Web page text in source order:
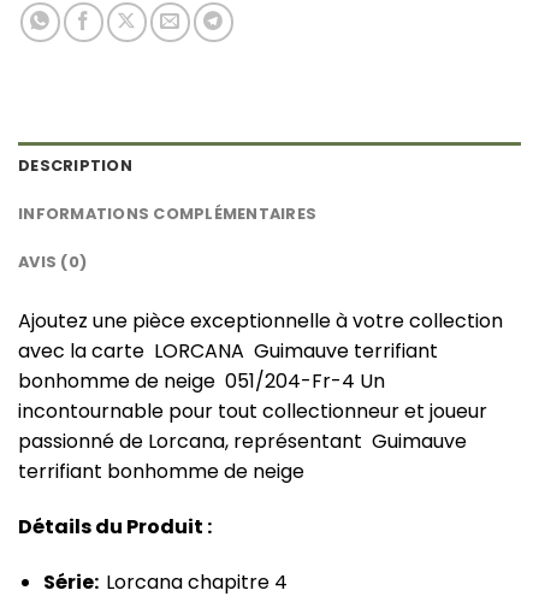
DESCRIPTION
INFORMATIONS COMPLÉMENTAIRES
AVIS (0)
Ajoutez une pièce exceptionnelle à votre collection
avec la carte LORCANA Guimauve terrifiant
bonhomme de neige 051/204-Fr-4 Un
incontournable pour tout collectionneur et joueur
passionné de Lorcana, représentant Guimauve
terrifiant bonhomme de neige
Détails du Produit :
Série: Lorcana chapitre 4